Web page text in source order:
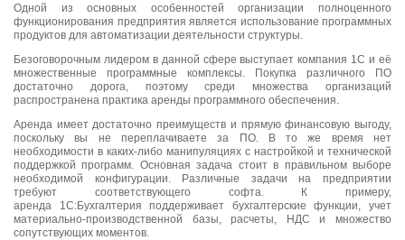
Одной из основных особенностей организации полноценного
функционирования предприятия является использование программных
продуктов для автоматизации деятельности структуры.
Безоговорочным лидером в данной сфере выступает компания 1С и её
множественные программные комплексы. Покупка различного ПО
достаточно дорога, поэтому среди множества организаций
распространена практика аренды программного обеспечения.
Аренда имеет достаточно преимуществ и прямую финансовую выгоду,
поскольку вы не переплачиваете за ПО. В то же время нет
необходимости в каких-либо манипуляциях с настройкой и технической
поддержкой программ. Основная задача стоит в правильном выборе
необходимой конфигурации. Различные задачи на предприятии
требуют соответствующего софта. К примеру,
аренда 1С:Бухгалтерия поддерживает бухгалтерские функции, учет
материально-производственной базы, расчеты, НДС и множество
сопутствующих моментов.